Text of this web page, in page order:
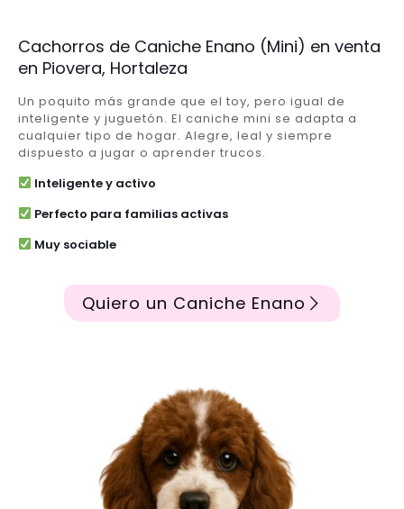
Cachorros de Caniche Enano (Mini) en venta
en Piovera, Hortaleza
Un poquito más grande que el toy, pero igual de
inteligente y juguetón. El caniche mini se adapta a
cualquier tipo de hogar. Alegre, leal y siempre
dispuesto a jugar o aprender trucos.
Inteligente y activo
Perfecto para familias activas
Muy sociable
Quiero un Caniche Enano